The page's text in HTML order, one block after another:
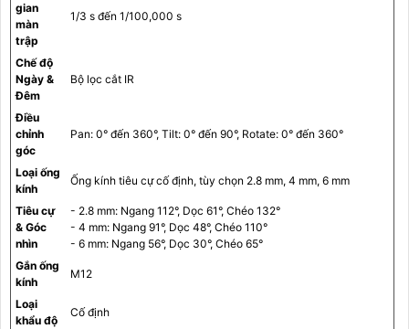
gian
màn
trập
1/3 s đến 1/100,000 s
Chế độ
Ngày &
Đêm
Bộ lọc cắt IR
Điều
chỉnh
góc
Pan: 0° đến 360°, Tilt: 0° đến 90°, Rotate: 0° đến 360°
Loại ống
kính
Ống kính tiêu cự cố định, tùy chọn 2.8 mm, 4 mm, 6 mm
Tiêu cự
& Góc
nhìn
- 2.8 mm: Ngang 112°, Dọc 61°, Chéo 132°
- 4 mm: Ngang 91°, Dọc 48°, Chéo 110°
- 6 mm: Ngang 56°, Dọc 30°, Chéo 65°
Gắn ống
kính
M12
Loại
khẩu độ
Cố định